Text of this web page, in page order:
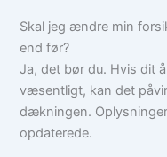
Skal jeg ændre min
end før?
Ja, det bør du. Hvis dit
væsentligt, kan det
dækningen.
opdaterede.